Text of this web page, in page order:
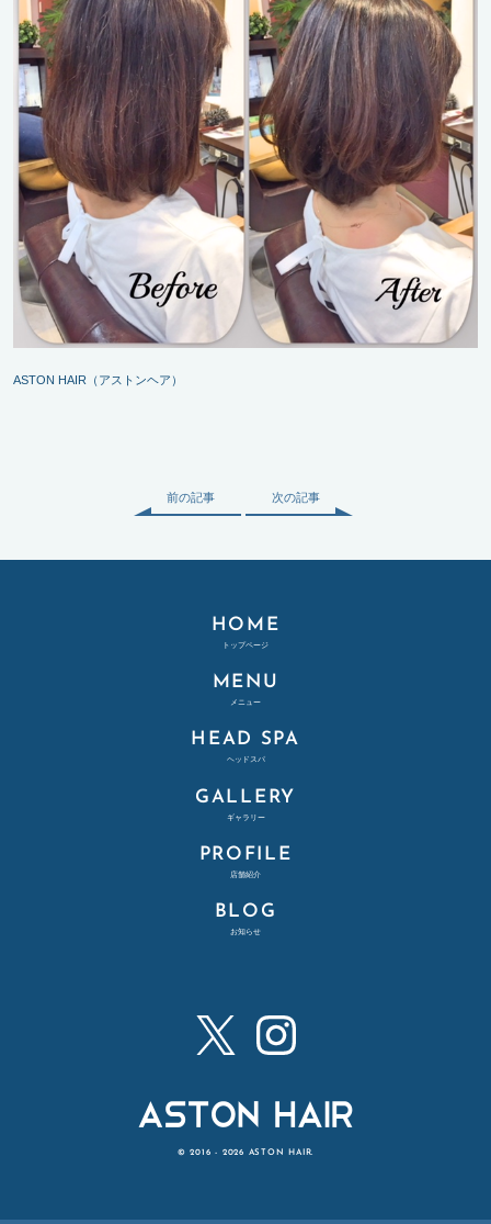
ASTON HAIR（アストンヘア）
前の記事 次の記事
HOME
トップページ
MENU
メニュー
HEAD SPA
ヘッドスパ
GALLERY
ギャラリー
PROFILE
店舗紹介
BLOG
お知らせ
ASTON HAIR - アストンヘア
© 2016 - 2026 ASTON HAIR.